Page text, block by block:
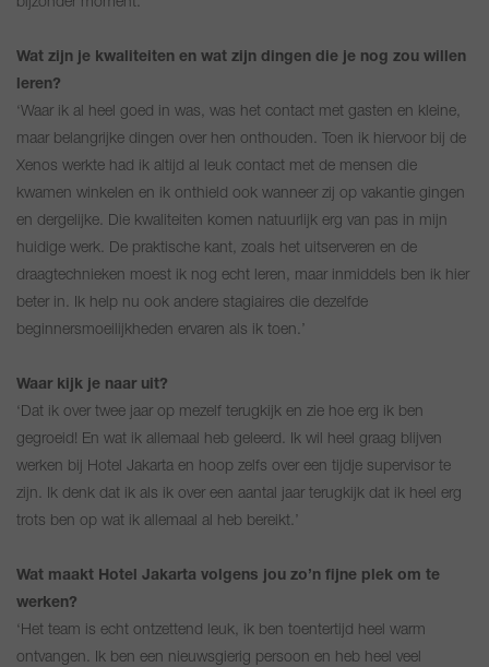
Wat zijn je kwaliteiten en wat zijn dingen die je nog zou willen
leren?
‘Waar ik al heel goed in was, was het contact met gasten en kleine,
maar belangrijke dingen over hen onthouden. Toen ik hiervoor bij de
Xenos werkte had ik altijd al leuk contact met de mensen die
kwamen winkelen en ik onthield ook wanneer zij op vakantie gingen
en dergelijke. Die kwaliteiten komen natuurlijk erg van pas in mijn
huidige werk. De praktische kant, zoals het uitserveren en de
draagtechnieken moest ik nog echt leren, maar inmiddels ben ik hier
beter in. Ik help nu ook andere stagiaires die dezelfde
beginnersmoeilijkheden ervaren als ik toen.’
Waar kijk je naar uit?
‘Dat ik over twee jaar op mezelf terugkijk en zie hoe erg ik ben
gegroeid! En wat ik allemaal heb geleerd. Ik wil heel graag blijven
werken bij Hotel Jakarta en hoop zelfs over een tijdje supervisor te
zijn. Ik denk dat ik als ik over een aantal jaar terugkijk dat ik heel erg
trots ben op wat ik allemaal al heb bereikt.’
Wat maakt Hotel Jakarta volgens jou zo’n fijne plek om te
werken?
‘Het team is echt ontzettend leuk, ik ben toentertijd heel warm
ontvangen. Ik ben een nieuwsgierig persoon en heb heel veel